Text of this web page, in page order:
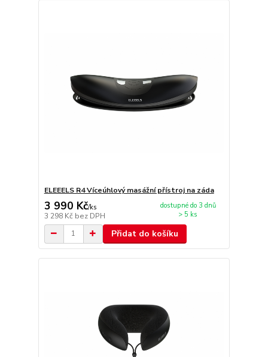
ELEEELS R4 Víceúhlový masážní přístroj na záda
3 990 Kč/ks
3 298 Kč bez DPH
dostupné do 3 dnů
> 5 ks
Přidat do košíku